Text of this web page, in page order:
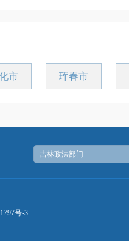
市 珲春市
号-3